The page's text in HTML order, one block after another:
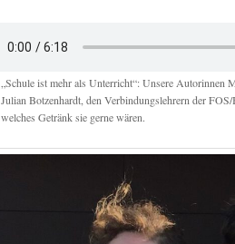
„Schule ist mehr als Unterricht“: Unsere
Julian Botzenhardt, den Verbindungslehrern der
welches Getränk sie gerne wären.